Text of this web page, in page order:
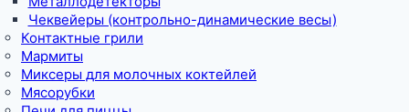
Чеквейеры (контрольно-динамические весы)
Контактные грили
Мармиты
Миксеры для молочных коктейлей
Мясорубки